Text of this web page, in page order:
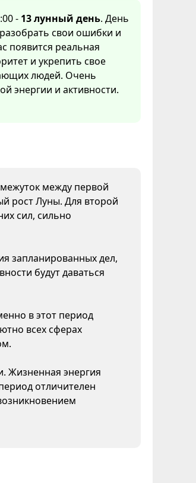
- 13 лунный день. День
свои ошибки и
появится реальная
и укрепить свое
людей. Очень
энергии и активности.
между первой
рост Луны. Для второй
сил, сильно
запланированных дел,
будут даваться
в этот период
всех сферах
Жизненная энергия
отличителен